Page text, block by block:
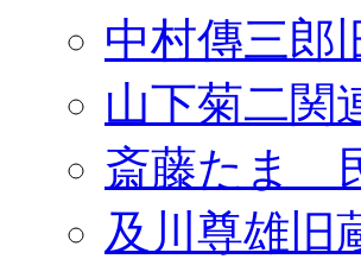
中村傳三郎
山下菊二関
斎藤たま
及川尊雄旧